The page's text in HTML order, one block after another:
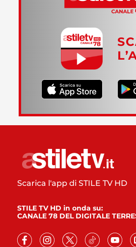
Scarica l'app di STILE TV HD
STILE TV HD in onda su:
CANALE 78 DEL DIGITALE